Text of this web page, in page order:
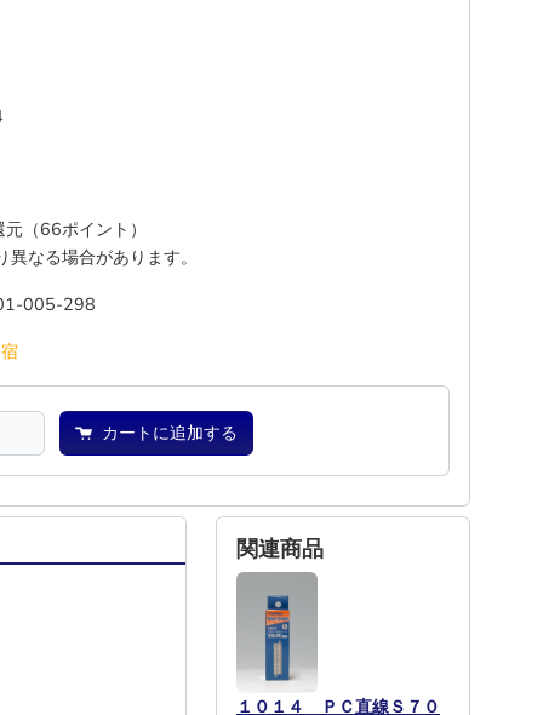
（66ポイント）
なる場合があります。
005-298
宿
カートに追加する
関連商品
１０１４ ＰＣ直線Ｓ７０